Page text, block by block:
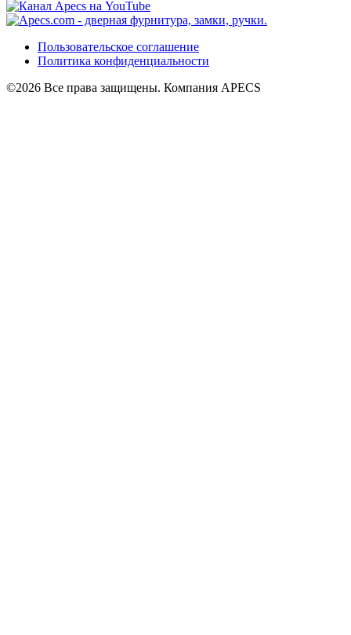
Пользовательское соглашение
Политика конфиденциальности
©2026 Все права защищены. Компания APECS